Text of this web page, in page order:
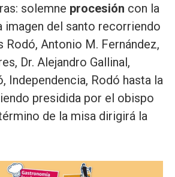
solemne procesión con la
imagen del santo recorriendo
Rodó, Antonio M. Fernández,
Dr. Alejandro Gallinal,
Independencia, Rodó hasta la
presidida por el obispo
de la misa dirigirá la